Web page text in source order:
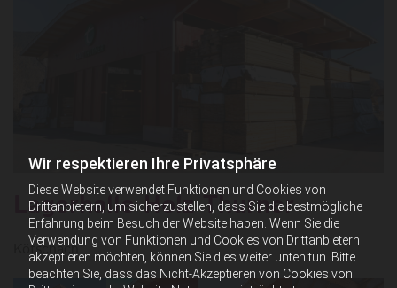
Wir respektieren Ihre Privatsphäre
Diese Website verwendet Funktionen und Cookies von
Drittanbietern, um sicherzustellen, dass Sie die bestmögliche
Erfahrung beim Besuch der Website haben. Wenn Sie die
Verwendung von Funktionen und Cookies von Drittanbietern
akzeptieren möchten, können Sie dies weiter unten tun. Bitte
beachten Sie, dass das Nicht-Akzeptieren von Cookies von
Lagerhalle Holz Thurner
Kötschach